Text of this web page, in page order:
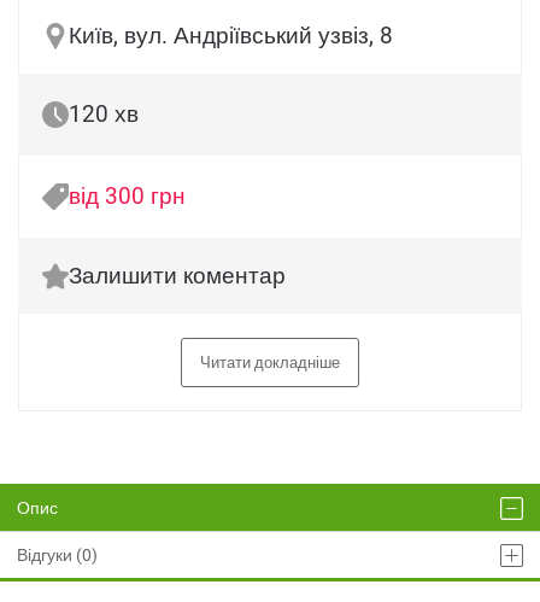
Київ, вул. Андріївський узвіз, 8
120 хв
від 300 грн
Залишити коментар
Читати докладніше
Опис
Відгуки (0)